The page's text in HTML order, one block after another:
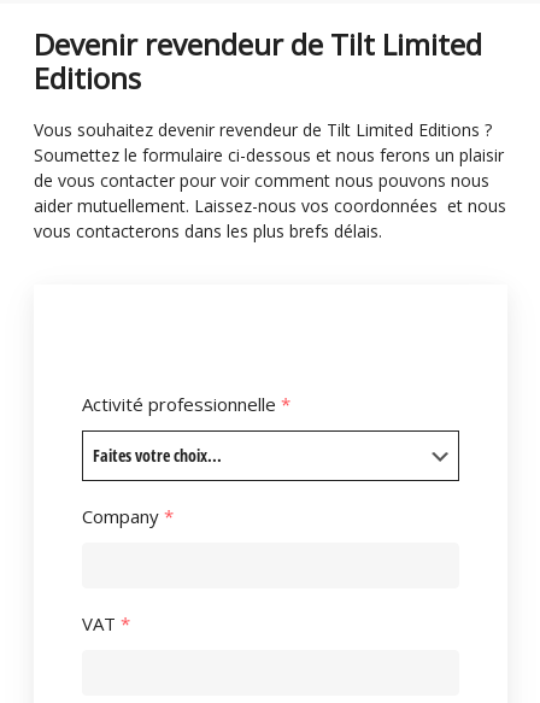
Devenir revendeur de Tilt Limited
Editions
Vous souhaitez devenir revendeur de Tilt Limited Editions ?
Soumettez le formulaire ci-dessous et nous ferons un plaisir
de vous contacter pour voir comment nous pouvons nous
aider mutuellement. Laissez-nous vos coordonnées et nous
vous contacterons dans les plus brefs délais.
Activité professionnelle *
Company *
VAT *